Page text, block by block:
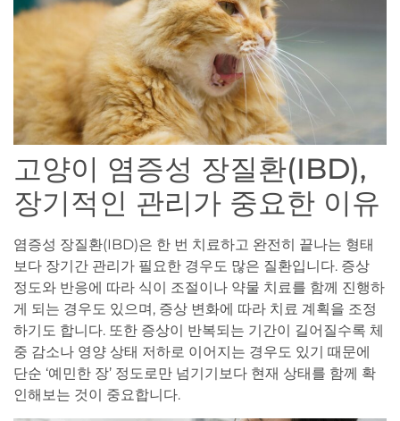
고양이 염증성 장질환(IBD),
장기적인 관리가 중요한 이유
염증성 장질환(IBD)은 한 번 치료하고 완전히 끝나는 형태
보다 장기간 관리가 필요한 경우도 많은 질환입니다. 증상
정도와 반응에 따라 식이 조절이나 약물 치료를 함께 진행하
게 되는 경우도 있으며, 증상 변화에 따라 치료 계획을 조정
하기도 합니다. 또한 증상이 반복되는 기간이 길어질수록 체
중 감소나 영양 상태 저하로 이어지는 경우도 있기 때문에
단순 ‘예민한 장’ 정도로만 넘기기보다 현재 상태를 함께 확
인해보는 것이 중요합니다.